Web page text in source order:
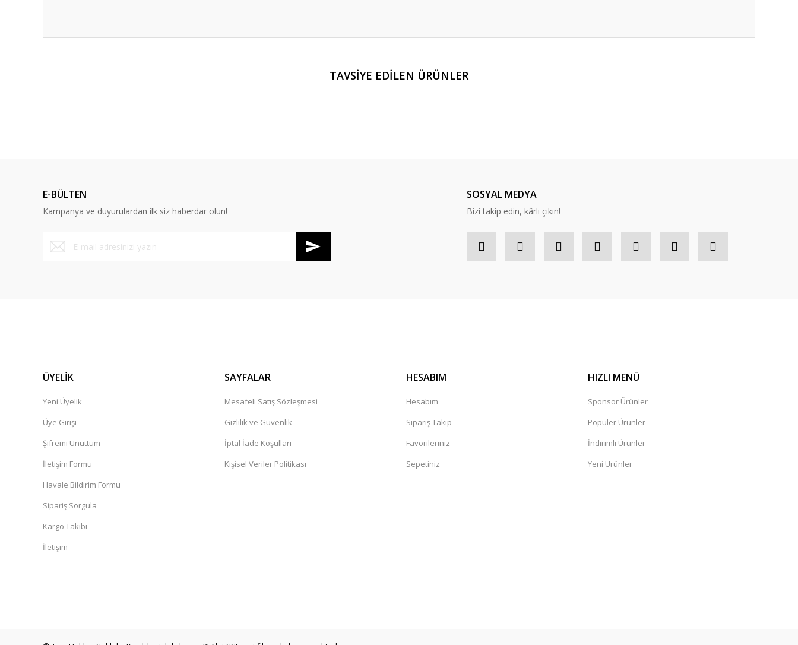
Bu ürüne ilk yorumu siz yapın!
Ürün hakkında henüz soru sorulmamış.
TAVSİYE EDİLEN ÜRÜNLER
E-BÜLTEN
Kampanya ve duyurulardan ilk siz haberdar olun!
SOSYAL MEDYA
Bizi takip edin, kârlı çıkın!
ÜYELİK
Yeni Üyelik
Üye Girişi
Şifremi Unuttum
İletişim Formu
Havale Bildirim Formu
Sipariş Sorgula
Kargo Takibi
İletişim
SAYFALAR
Mesafeli Satış Sözleşmesi
Gizlilik ve Güvenlik
İptal İade Koşullari
Kişisel Veriler Politikası
HESABIM
Hesabım
Sipariş Takip
Favorileriniz
Sepetiniz
HIZLI MENÜ
Sponsor Ürünler
Popüler Ürünler
İndirimli Ürünler
Yeni Ürünler